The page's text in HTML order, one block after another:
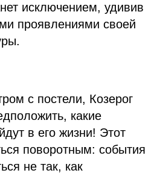
исключением, удивив
проявлениями своей
с постели, Козерог
какие
в его жизни! Этот
поворотным: события
не так, как